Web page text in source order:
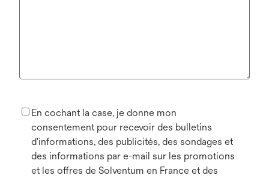
En cochant la case, je donne mon
consentement pour recevoir des bulletins
d'informations, des publicités, des sondages et
des informations par e-mail sur les promotions
et les offres de Solventum en France et des